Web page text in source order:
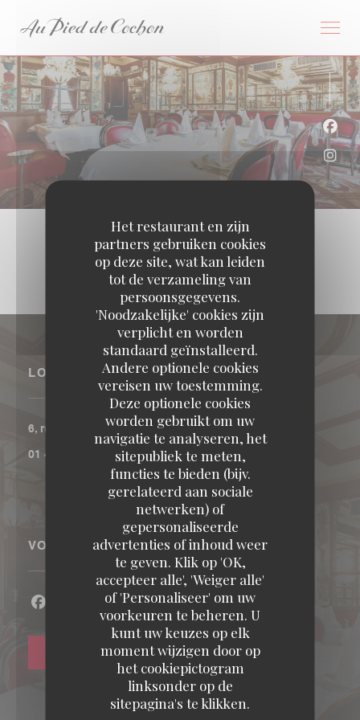
Het restaurant en zijn
partners gebruiken cookies
op deze site, wat kan leiden
tot de verzameling van
persoonsgegevens.
'Noodzakelijke' cookies zijn
verplicht en worden
standaard geïnstalleerd.
Andere optionele cookies
vereisen uw toestemming.
Deze optionele cookies
worden gebruikt om uw
navigatie te analyseren, het
sitepubliek te meten,
functies te bieden (bijv.
gerelateerd aan sociale
netwerken) of
gepersonaliseerde
advertenties of inhoud weer
te geven. Klik op 'OK,
accepteer alle', 'Weiger alle'
of 'Personaliseer' om uw
voorkeuren te beheren. U
kunt uw keuzes op elk
moment wijzigen door op
het cookiepictogram
linksonder op de
sitepagina's te klikken.
LOCATIE
6, rue Coquillière 75001 Paris ((opent in een nieuw venster))
01 40 13 77 00
VOLG ONS
Facebook ((opent in een nieuw venster))
Instagram ((opent in een nieuw venster))
NIEUWSBRIEF